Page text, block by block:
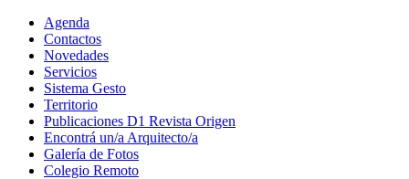
Agenda
Contactos
Novedades
Servicios
Sistema Gesto
Territorio
Publicaciones D1 Revista Origen
Encontrá un/a Arquitecto/a
Galería de Fotos
Colegio Remoto